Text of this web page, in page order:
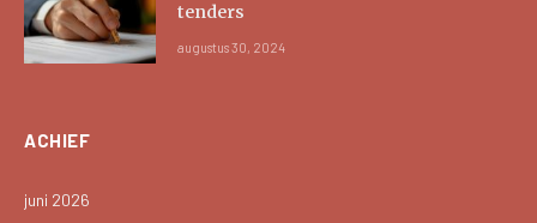
tenders
augustus 30, 2024
ACHIEF
juni 2026